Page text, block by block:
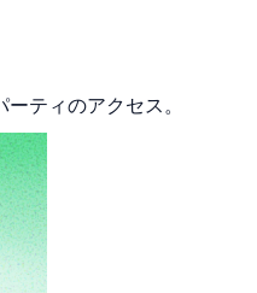
ティのアクセス。